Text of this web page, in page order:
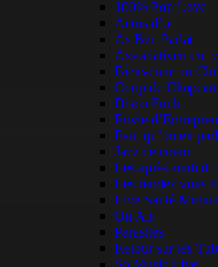
100% Pop Love
Actus d’oc
As Ben Parlat
Associativement
Bienvenue au
Coup de Chapeau
Disco Funk
Envie
Faut qu’on en
Jazz de coeur
Les après-midi
Les rendez vous
Live Santé
On Air
Parasites
Retour sur les